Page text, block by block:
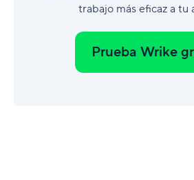
trabajo más eficaz a tu
Prueba Wrike